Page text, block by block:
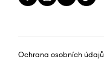
Ochrana osobních údajů